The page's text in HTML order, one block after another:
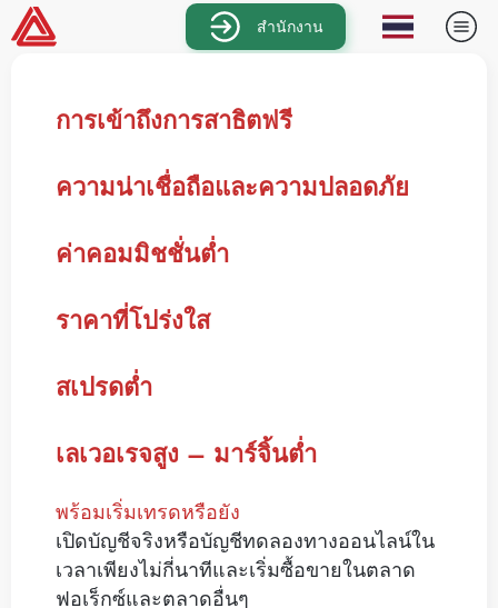
สำนักงาน
การเข้าถึงการสาธิตฟรี
ความน่าเชื่อถือและความปลอดภัย
ค่าคอมมิชชั่นต่ำ
ราคาที่โปร่งใส
สเปรดต่ำ
เลเวอเรจสูง – มาร์จิ้นต่ำ
พร้อมเริ่มเทรดหรือยัง
เปิดบัญชีจริงหรือบัญชีทดลองทางออนไลน์ใน
เวลาเพียงไม่กี่นาทีและเริ่มซื้อขายในตลาด
ฟอเร็กซ์และตลาดอื่นๆ